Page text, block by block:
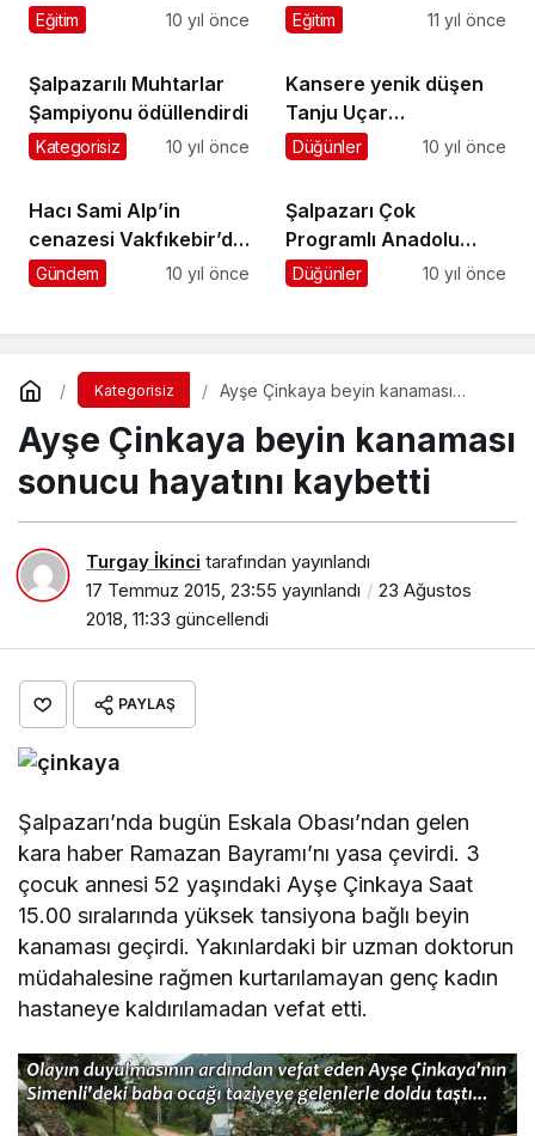
buluşturdu
Eğitim 10 yıl önce Eğitim 11 yıl önce
Şalpazarılı Muhtarlar
Şampiyonu ödüllendirdi
Kategorisiz 10 yıl önce
Kansere yenik düşen
Tanju Uçar
Üzümözü’nde toprağa
Düğünler 10 yıl önce
Hacı Sami Alp’in
cenazesi Vakfıkebir’de
toprağa verildi
Gündem 10 yıl önce
Şalpazarı Çok
Programlı Anadolu
Lisesi’ne Adalet alanı
Düğünler 10 yıl önce
Kategorisiz
Ayşe Çinkaya beyin kanaması
Ayşe Çinkaya beyin kanaması
sonucu hayatını kaybetti
Turgay İkinci tarafından yayınlandı
17 Temmuz 2015, 23:55 yayınlandı
23 Ağustos
2018, 11:33 güncellendi
PAYLAŞ
Şalpazarı’nda bugün Eskala Obası’ndan gelen
kara haber Ramazan Bayramı’nı yasa çevirdi. 3
çocuk annesi 52 yaşındaki Ayşe Çinkaya Saat
15.00 sıralarında yüksek tansiyona bağlı beyin
kanaması geçirdi. Yakınlardaki bir uzman doktorun
müdahalesine rağmen kurtarılamayan genç kadın
hastaneye kaldırılamadan vefat etti.